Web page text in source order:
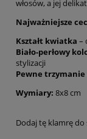
włosów, a jej
Najważniejsze
Kształt kwiatka –
Biało-perłowy
stylizacji
Pewne trzymanie
Wymiary: 8x8 cm
Dodaj tę klamrę